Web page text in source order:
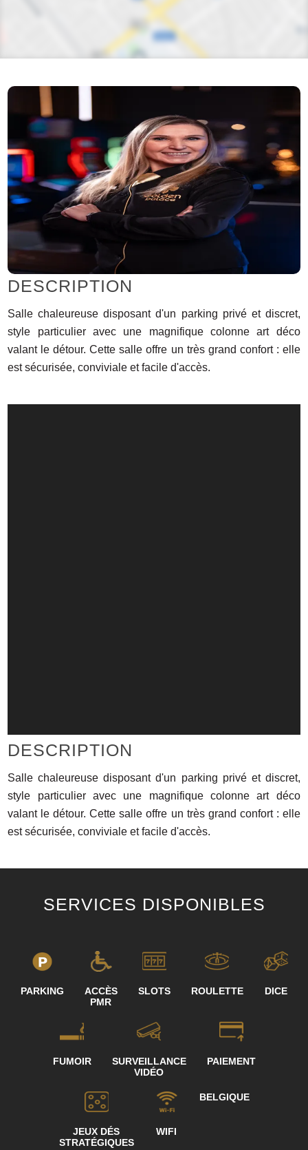
DESCRIPTION
Salle chaleureuse disposant d'un parking privé et discret,
style particulier avec une magnifique colonne art déco
valant le détour. Cette salle offre un très grand confort : elle
est sécurisée, conviviale et facile d'accès.
DESCRIPTION
Salle chaleureuse disposant d'un parking privé et discret,
style particulier avec une magnifique colonne art déco
valant le détour. Cette salle offre un très grand confort : elle
est sécurisée, conviviale et facile d'accès.
SERVICES DISPONIBLES
PARKING
ACCÈS
PMR
SLOTS ROULETTE DICE
FUMOIR
SURVEILLANCE
VIDÉO
PAIEMENT
JEUX DÉS
STRATÉGIQUES
WIFI
BELGIQUE